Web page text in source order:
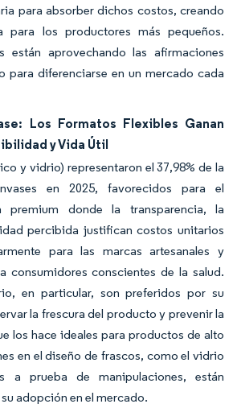
para absorber dichos costos, creando
para los productores más pequeños.
están aprovechando las afirmaciones
para diferenciarse en un mercado cada
Los Formatos Flexibles Ganan
y Vida Útil
y vidrio) representaron el 37,98% de la
en 2025, favorecidos para el
premium donde la transparencia, la
percibida justifican costos unitarios
para las marcas artesanales y
consumidores conscientes de la salud.
en particular, son preferidos por su
la frescura del producto y prevenir la
los hace ideales para productos de alto
en el diseño de frascos, como el vidrio
a prueba de manipulaciones, están
adopción en el mercado.